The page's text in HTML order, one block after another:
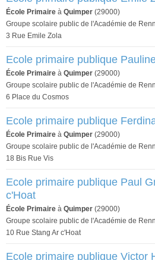
École Primaire à Quimper (29000)
Groupe scolaire public de l'Académie de
3 Rue Emile Zola
Ecole primaire publique
École Primaire à Quimper (29000)
Groupe scolaire public de l'Académie de
6 Place du Cosmos
Ecole primaire publique
École Primaire à Quimper (29000)
Groupe scolaire public de l'Académie de
18 Bis Rue Vis
Ecole primaire publique Paul
c'Hoat
École Primaire à Quimper (29000)
Groupe scolaire public de l'Académie de
10 Rue Stang Ar c'Hoat
Ecole primaire publique Victor